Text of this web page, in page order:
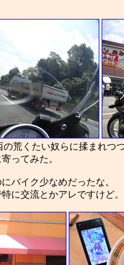
の荒くたい奴らに揉まれつ
ってみた。
バイク少なめだったな。
に交流とかアレですけど